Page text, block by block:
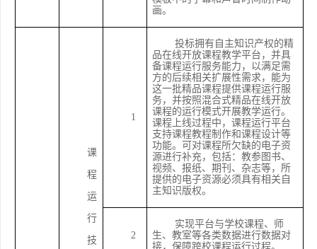
画。
课
程
运
行
技
1
投标拥有自主知识产权的精
品在线开放课程教学平台，并具
备课程运行服务能力，以满足需
方的后续相关扩展性需求，能为
这一批精品课程提供课程运行服
务，并按照混合式精品在线开放
课程的运行模式开展教学运行。
课程上线过程中，课程运行平台
支持课程教程制作和课程设计等
功能。可对课程所欠缺的电子资
源进行补充，包括：教参图书、
视频、报纸、期刊、杂志等，所
提供的电子资源必须具有相关自
主知识版权。
2
实现平台与学校课程、师
生、教室等各类数据进行数据对
接，保障跨校课程运行过程。